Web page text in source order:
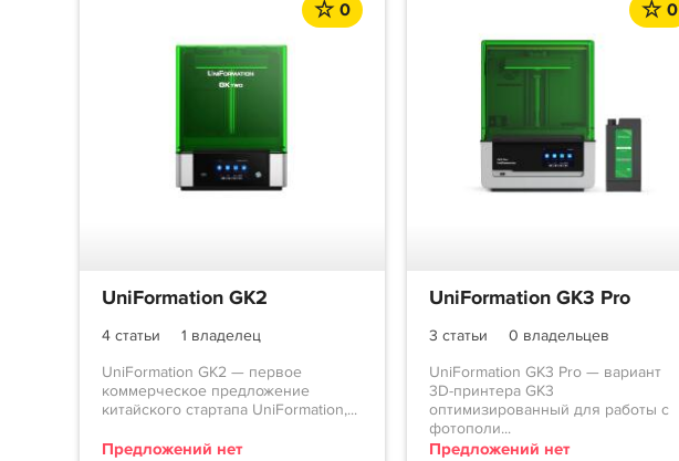
0
UniFormation GK2
4 статьи
1 владелец
UniFormation GK2 — первое
коммерческое предложение
китайского стартапа UniFormation,...
Предложений нет
0
UniFormation GK3 Pro
3 статьи
0 владельцев
UniFormation GK3 Pro — вариант
3D-принтера GK3
оптимизированный для работы с
фотополи...
Предложений нет